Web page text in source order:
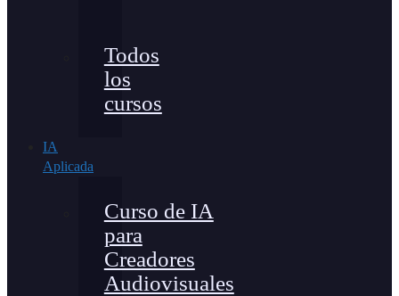
Todos
los
cursos
IA
Aplicada
Curso de IA
para
Creadores
Audiovisuales